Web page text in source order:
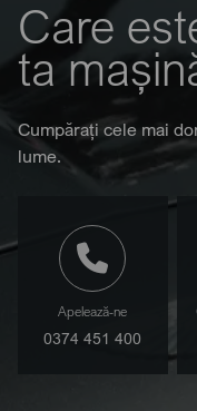
Care
ta
Cumpărați cele mai
lume.
Apelează-ne
0374 451 400